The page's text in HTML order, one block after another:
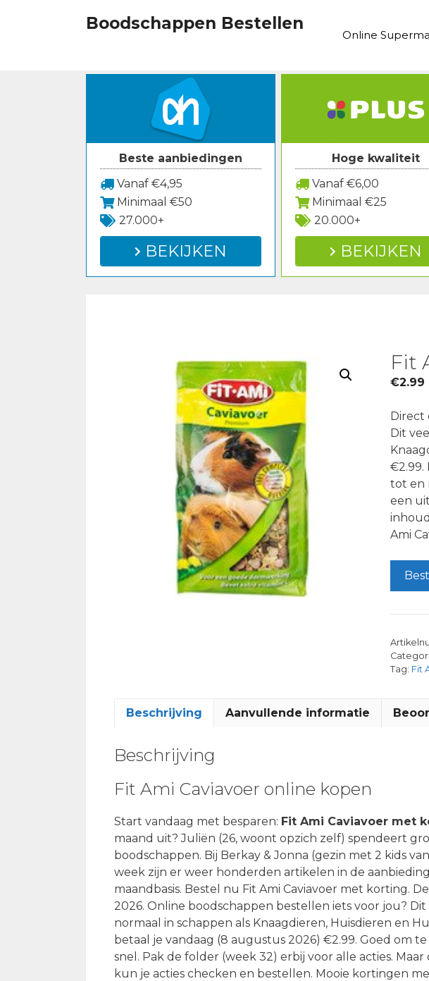
Boodschappen Bestellen
Online
Beste aanbiedingen
Vanaf €4,95
Minimaal €50
27.000+
BEKIJKEN
Hoge kwaliteit
Vanaf €6,00
Minimaal €25
20.000+
BEKIJKEN
Fit
€2.99
Direct
Dit
€2.99.
tot en
een
Ami
Tag: Fit
Beschrijving Aanvullende informatie
Beschrijving
Fit Ami Caviavoer online kopen
Start vandaag met besparen: Fit Ami Caviavoer met
maand uit? Juliën (26, woont opzich zelf) spendeert
boodschappen. Bij Berkay & Jonna (gezin met 2 kids
week zijn er weer honderden artikelen in de
maandbasis. Bestel nu Fit Ami Caviavoer met korting.
2026. Online boodschappen bestellen iets voor jou?
normaal in schappen als Knaagdieren, Huisdieren en
betaal je vandaag (8 augustus 2026) €2.99. Goed om
snel. Pak de folder (week 32) erbij voor alle acties.
kun je acties checken en bestellen. Mooie kortingen